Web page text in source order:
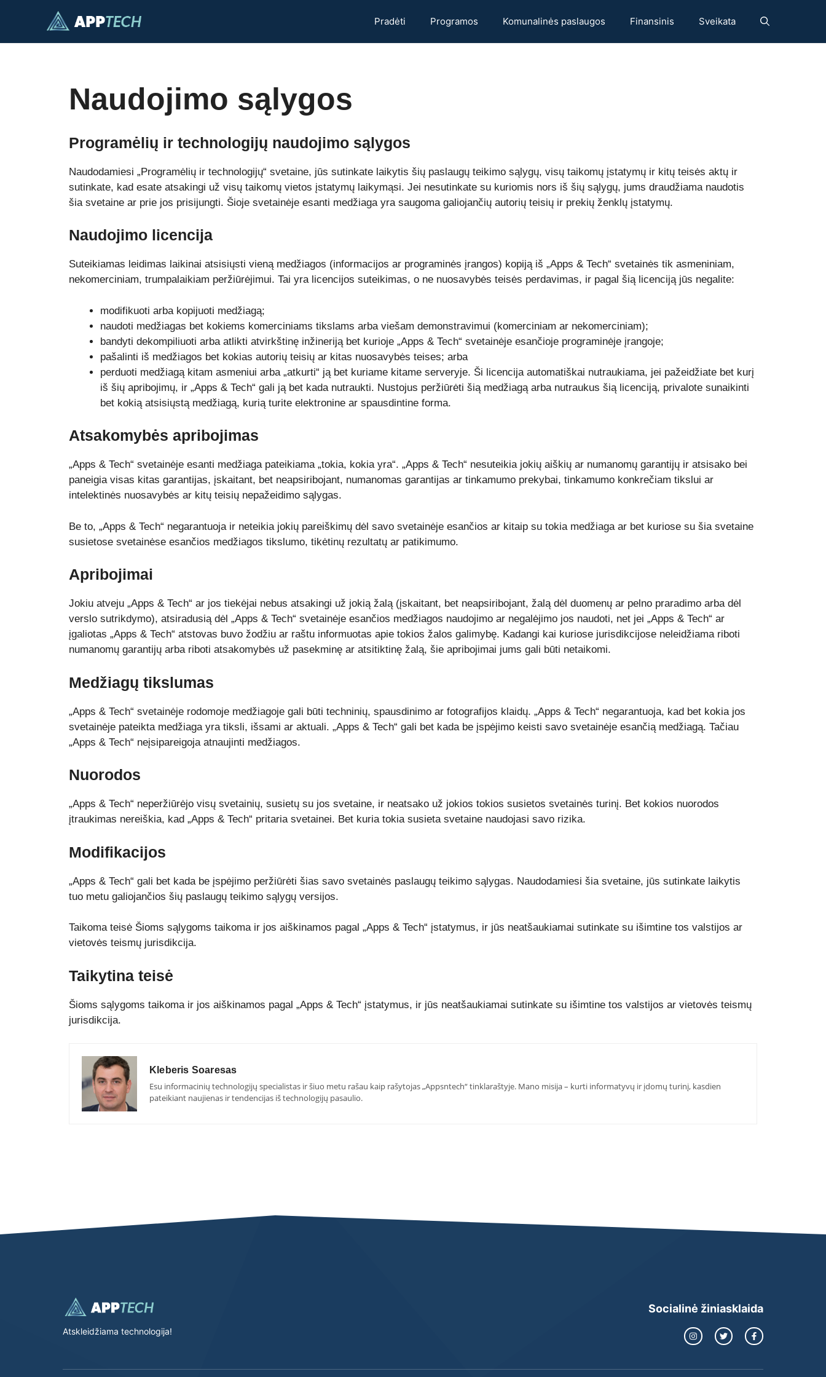
Pradėti Programos Komunalinės paslaugos Finansinis Sveikata
Naudojimo sąlygos
Programėlių ir technologijų naudojimo sąlygos
Naudodamiesi „Programėlių ir technologijų“ svetaine, jūs sutinkate laikytis šių paslaugų teikimo sąlygų, visų taikomų įstatymų ir kitų teisės aktų ir
sutinkate, kad esate atsakingi už visų taikomų vietos įstatymų laikymąsi. Jei nesutinkate su kuriomis nors iš šių sąlygų, jums draudžiama naudotis
šia svetaine ar prie jos prisijungti. Šioje svetainėje esanti medžiaga yra saugoma galiojančių autorių teisių ir prekių ženklų įstatymų.
Naudojimo licencija
Suteikiamas leidimas laikinai atsisiųsti vieną medžiagos (informacijos ar programinės įrangos) kopiją iš „Apps & Tech“ svetainės tik asmeniniam,
nekomerciniam, trumpalaikiam peržiūrėjimui. Tai yra licencijos suteikimas, o ne nuosavybės teisės perdavimas, ir pagal šią licenciją jūs negalite:
modifikuoti arba kopijuoti medžiagą;
naudoti medžiagas bet kokiems komerciniams tikslams arba viešam demonstravimui (komerciniam ar nekomerciniam);
bandyti dekompiliuoti arba atlikti atvirkštinę inžineriją bet kurioje „Apps & Tech“ svetainėje esančioje programinėje įrangoje;
pašalinti iš medžiagos bet kokias autorių teisių ar kitas nuosavybės teises; arba
perduoti medžiagą kitam asmeniui arba „atkurti“ ją bet kuriame kitame serveryje. Ši licencija automatiškai nutraukiama, jei pažeidžiate bet kurį
iš šių apribojimų, ir „Apps & Tech“ gali ją bet kada nutraukti. Nustojus peržiūrėti šią medžiagą arba nutraukus šią licenciją, privalote sunaikinti
bet kokią atsisiųstą medžiagą, kurią turite elektronine ar spausdintine forma.
Atsakomybės apribojimas
„Apps & Tech“ svetainėje esanti medžiaga pateikiama „tokia, kokia yra“. „Apps & Tech“ nesuteikia jokių aiškių ar numanomų garantijų ir atsisako bei
paneigia visas kitas garantijas, įskaitant, bet neapsiribojant, numanomas garantijas ar tinkamumo prekybai, tinkamumo konkrečiam tikslui ar
intelektinės nuosavybės ar kitų teisių nepažeidimo sąlygas.
Be to, „Apps & Tech“ negarantuoja ir neteikia jokių pareiškimų dėl savo svetainėje esančios ar kitaip su tokia medžiaga ar bet kuriose su šia svetaine
susietose svetainėse esančios medžiagos tikslumo, tikėtinų rezultatų ar patikimumo.
Apribojimai
Jokiu atveju „Apps & Tech“ ar jos tiekėjai nebus atsakingi už jokią žalą (įskaitant, bet neapsiribojant, žalą dėl duomenų ar pelno praradimo arba dėl
verslo sutrikdymo), atsiradusią dėl „Apps & Tech“ svetainėje esančios medžiagos naudojimo ar negalėjimo jos naudoti, net jei „Apps & Tech“ ar
įgaliotas „Apps & Tech“ atstovas buvo žodžiu ar raštu informuotas apie tokios žalos galimybę. Kadangi kai kuriose jurisdikcijose neleidžiama riboti
numanomų garantijų arba riboti atsakomybės už pasekminę ar atsitiktinę žalą, šie apribojimai jums gali būti netaikomi.
Medžiagų tikslumas
„Apps & Tech“ svetainėje rodomoje medžiagoje gali būti techninių, spausdinimo ar fotografijos klaidų. „Apps & Tech“ negarantuoja, kad bet kokia jos
svetainėje pateikta medžiaga yra tiksli, išsami ar aktuali. „Apps & Tech“ gali bet kada be įspėjimo keisti savo svetainėje esančią medžiagą. Tačiau
„Apps & Tech“ neįsipareigoja atnaujinti medžiagos.
Nuorodos
„Apps & Tech“ neperžiūrėjo visų svetainių, susietų su jos svetaine, ir neatsako už jokios tokios susietos svetainės turinį. Bet kokios nuorodos
įtraukimas nereiškia, kad „Apps & Tech“ pritaria svetainei. Bet kuria tokia susieta svetaine naudojasi savo rizika.
Modifikacijos
„Apps & Tech“ gali bet kada be įspėjimo peržiūrėti šias savo svetainės paslaugų teikimo sąlygas. Naudodamiesi šia svetaine, jūs sutinkate laikytis
tuo metu galiojančios šių paslaugų teikimo sąlygų versijos.
Taikoma teisė Šioms sąlygoms taikoma ir jos aiškinamos pagal „Apps & Tech“ įstatymus, ir jūs neatšaukiamai sutinkate su išimtine tos valstijos ar
vietovės teismų jurisdikcija.
Taikytina teisė
Šioms sąlygoms taikoma ir jos aiškinamos pagal „Apps & Tech“ įstatymus, ir jūs neatšaukiamai sutinkate su išimtine tos valstijos ar vietovės teismų
jurisdikcija.
Kleberis Soaresas
Esu informacinių technologijų specialistas ir šiuo metu rašau kaip rašytojas „Appsntech“ tinklaraštyje. Mano misija – kurti informatyvų ir įdomų turinį, kasdien
pateikiant naujienas ir tendencijas iš technologijų pasaulio.
Atskleidžiama technologija!
Socialinė žiniasklaida